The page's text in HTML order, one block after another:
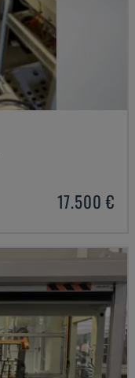
17.500 €